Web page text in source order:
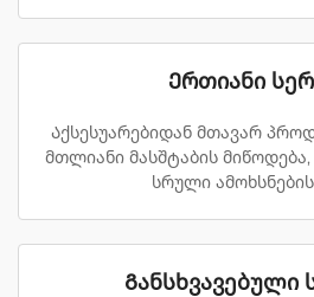
Ერთიანი
Აქსესუარებიდან მთავარ
მთლიანი მასშტაბის
სრული ამოხსნების
Განსხვავებული